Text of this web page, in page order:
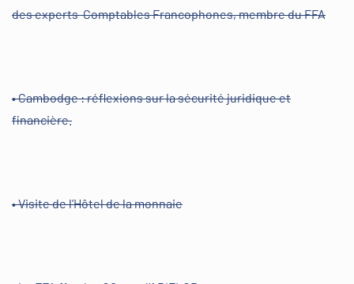
des experts-Comptables Francophones, membre du FFA
• Cambodge : réflexions sur la sécurité juridique et
financière.
• Visite de l’Hôtel de la monnaie